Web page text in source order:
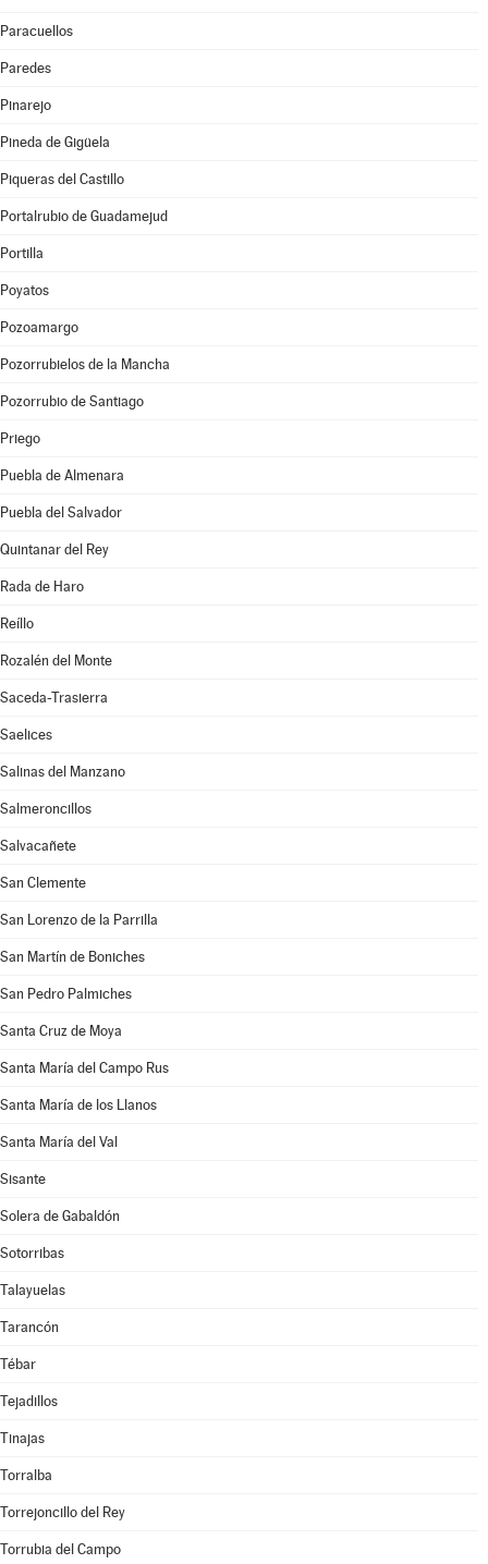
Paracuellos
Paredes
Pinarejo
Pineda de Gigüela
Piqueras del Castillo
Portalrubio de Guadamejud
Portilla
Poyatos
Pozoamargo
Pozorrubielos de la Mancha
Pozorrubio de Santiago
Priego
Puebla de Almenara
Puebla del Salvador
Quintanar del Rey
Rada de Haro
Reíllo
Rozalén del Monte
Saceda-Trasierra
Saelices
Salinas del Manzano
Salmeroncillos
Salvacañete
San Clemente
San Lorenzo de la Parrilla
San Martín de Boniches
San Pedro Palmiches
Santa Cruz de Moya
Santa María del Campo Rus
Santa María de los Llanos
Santa María del Val
Sisante
Solera de Gabaldón
Sotorribas
Talayuelas
Tarancón
Tébar
Tejadillos
Tinajas
Torralba
Torrejoncillo del Rey
Torrubia del Campo